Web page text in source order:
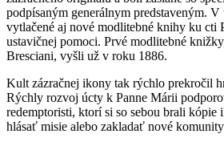
podpísaným generálnym predstaveným.
vytlačené aj nové modlitebné knihy ku cti
ustavičnej pomoci. Prvé modlitebné
Bresciani, vyšli už v roku 1886.
Kult zázračnej ikony tak rýchlo prekročil
Rýchly rozvoj úcty k Panne Márii
redemptoristi, ktorí si so sebou brali kópie
hlásať misie alebo zakladať nové